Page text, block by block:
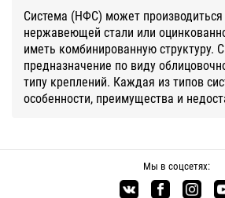
Система (НФС) может
нержавеющей стали или
иметь комбинированную структуру.
предназначение по виду
типу креплений. Каждая из типов
особенности, преимущества и
Мы в соцсетях: